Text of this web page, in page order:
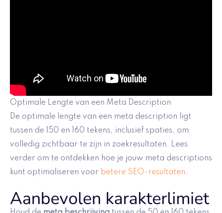
Optimale Lengte van een Meta Description
De optimale lengte van een meta description ligt
tussen de 150 en 160 tekens, inclusief spaties, om
volledig zichtbaar te zijn in zoekresultaten. Lees
verder om te ontdekken hoe je jouw meta descriptions
kunt optimaliseren voor betere SEO-resultaten.
Aanbevolen karakterlimiet